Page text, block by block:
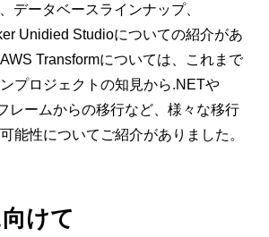
データベースラインナップ、
Unidied Studioについての紹介があ
Transformについては、これまで
プロジェクトの知見から.NETや
レームからの移行など、様々な移行
能性についてご紹介がありました。
けて